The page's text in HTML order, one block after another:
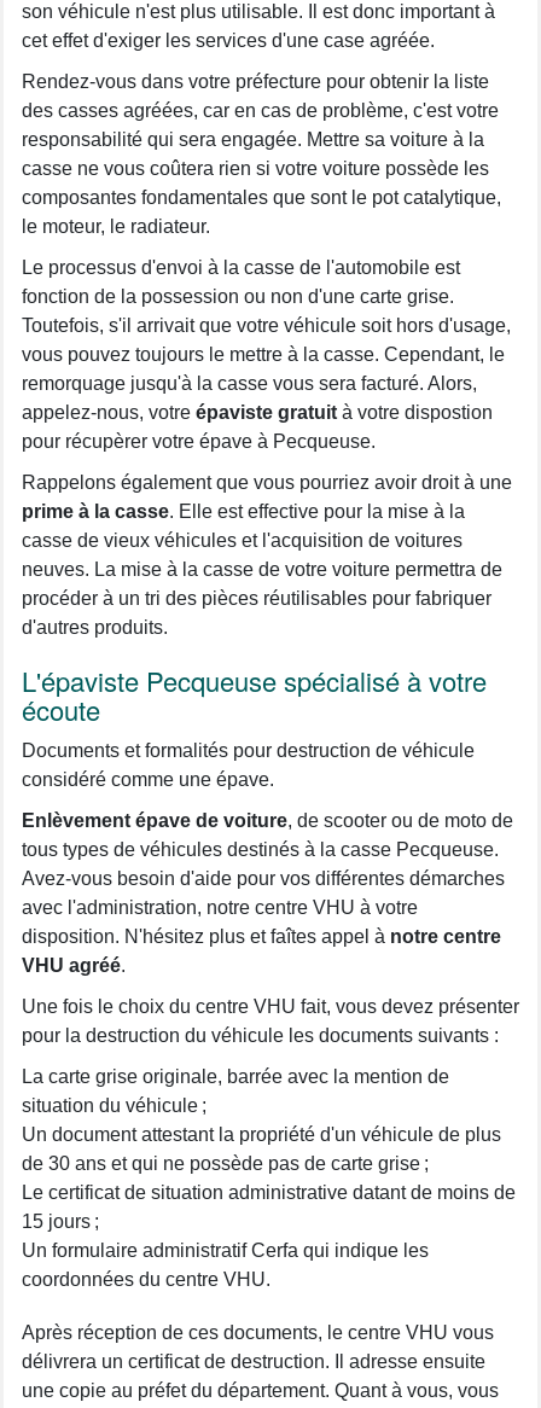
son véhicule n'est plus utilisable. Il est donc important à
cet effet d'exiger les services d'une case agréée.
Rendez-vous dans votre préfecture pour obtenir la liste
des casses agréées, car en cas de problème, c'est votre
responsabilité qui sera engagée. Mettre sa voiture à la
casse ne vous coûtera rien si votre voiture possède les
composantes fondamentales que sont le pot catalytique,
le moteur, le radiateur.
Le processus d'envoi à la casse de l'automobile est
fonction de la possession ou non d'une carte grise.
Toutefois, s'il arrivait que votre véhicule soit hors d'usage,
vous pouvez toujours le mettre à la casse. Cependant, le
remorquage jusqu'à la casse vous sera facturé. Alors,
appelez-nous, votre épaviste gratuit à votre dispostion
pour récupèrer votre épave à Pecqueuse.
Rappelons également que vous pourriez avoir droit à une
prime à la casse. Elle est effective pour la mise à la
casse de vieux véhicules et l'acquisition de voitures
neuves. La mise à la casse de votre voiture permettra de
procéder à un tri des pièces réutilisables pour fabriquer
d'autres produits.
L'épaviste Pecqueuse spécialisé à votre
écoute
Documents et formalités pour destruction de véhicule
considéré comme une épave.
Enlèvement épave de voiture, de scooter ou de moto de
tous types de véhicules destinés à la casse Pecqueuse.
Avez-vous besoin d'aide pour vos différentes démarches
avec l'administration, notre centre VHU à votre
disposition. N'hésitez plus et faîtes appel à notre centre
VHU agréé.
Une fois le choix du centre VHU fait, vous devez présenter
pour la destruction du véhicule les documents suivants :
La carte grise originale, barrée avec la mention de
situation du véhicule ;
Un document attestant la propriété d'un véhicule de plus
de 30 ans et qui ne possède pas de carte grise ;
Le certificat de situation administrative datant de moins de
15 jours ;
Un formulaire administratif Cerfa qui indique les
coordonnées du centre VHU.
Après réception de ces documents, le centre VHU vous
délivrera un certificat de destruction. Il adresse ensuite
une copie au préfet du département. Quant à vous, vous